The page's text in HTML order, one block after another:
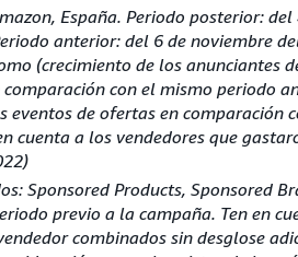
España. Periodo posterior:
anterior: del 6 de noviembre
(crecimiento de los anunciantes
con el mismo periodo
eventos de ofertas en comparación
cuenta a los vendedores que
Sponsored Products, Sponsored
previo a la campaña. Ten en
combinados sin desglose